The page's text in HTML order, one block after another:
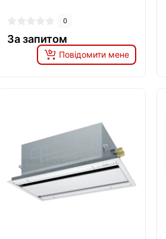
0
За запитом
Повідомити мене